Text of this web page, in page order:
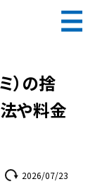
）の捨
や料金
2026/07/23